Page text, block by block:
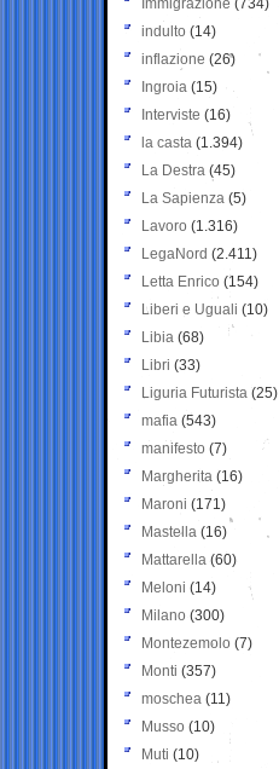
Immigrazione (734)
indulto (14)
inflazione (26)
Ingroia (15)
Interviste (16)
la casta (1.394)
La Destra (45)
La Sapienza (5)
Lavoro (1.316)
LegaNord (2.411)
Letta Enrico (154)
Liberi e Uguali (10)
Libia (68)
Libri (33)
Liguria Futurista (25)
mafia (543)
manifesto (7)
Margherita (16)
Maroni (171)
Mastella (16)
Mattarella (60)
Meloni (14)
Milano (300)
Montezemolo (7)
Monti (357)
moschea (11)
Musso (10)
Muti (10)